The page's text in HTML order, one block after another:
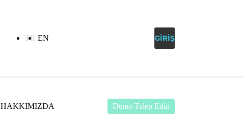
TR EN GIRIŞ
HAKKIMIZDA Demo Talep Edin